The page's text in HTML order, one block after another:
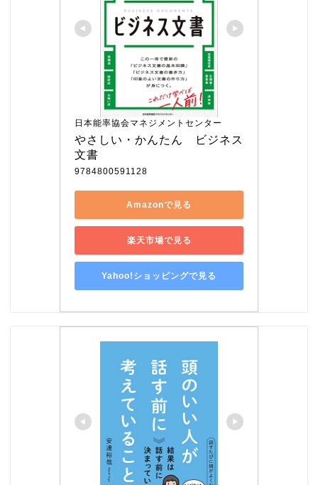
日本能率協会マネジメントセンター
やさしい・かんたん　ビジネス
文書
9784800591128
Amazonで見る
楽天市場で見る
Yahoo!ショッピングで見る